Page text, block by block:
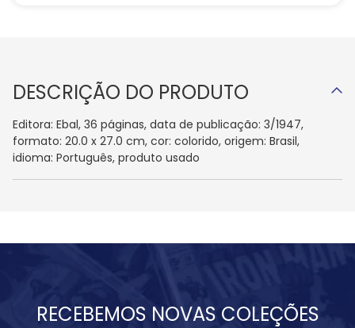
DESCRIÇÃO DO PRODUTO
Editora: Ebal, 36 páginas, data de publicação: 3/1947,
formato: 20.0 x 27.0 cm, cor: colorido, origem: Brasil,
idioma: Português, produto usado
RECEBEMOS NOVAS COLEÇÕES